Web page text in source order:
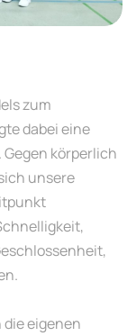
zum
dabei eine
körperlich
unsere
eigenen